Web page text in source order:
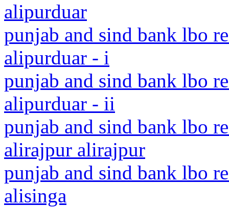
alipurduar
punjab and sind bank lbo
alipurduar - i
punjab and sind bank lbo
alipurduar - ii
punjab and sind bank lbo
alirajpur alirajpur
punjab and sind bank lbo
alisinga